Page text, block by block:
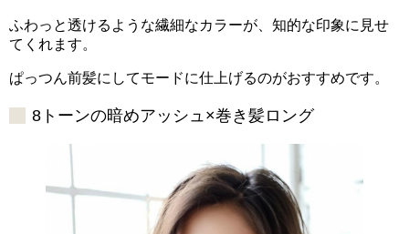
ふわっと透けるような繊細なカラーが、知的な印象に見せ
てくれます。
ぱっつん前髪にしてモードに仕上げるのがおすすめです。
8トーンの暗めアッシュ×巻き髪ロング